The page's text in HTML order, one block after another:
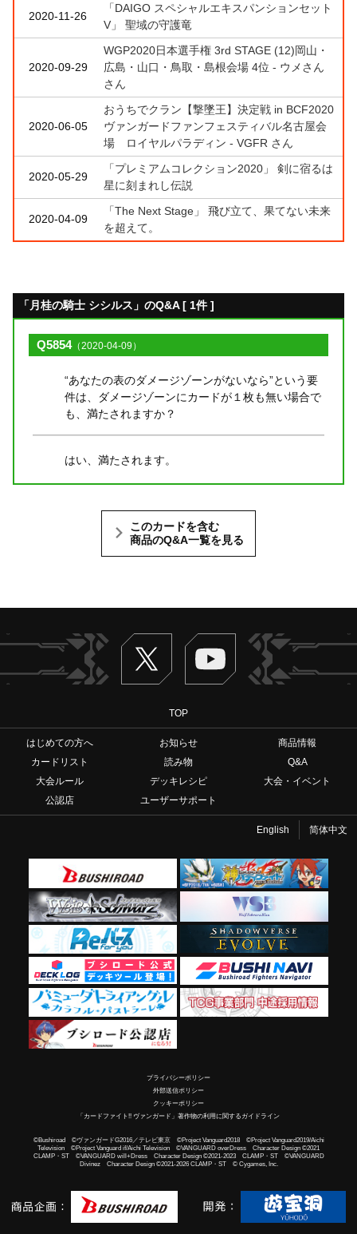
2020-11-26
「DAIGO スペシャルエキスパンションセット
V」 聖域の守護竜
2020-09-29
WGP2020日本選手権 3rd STAGE (12)岡山・
広島・山口・鳥取・島根会場 4位 - ウメさん
さん
2020-06-05
おうちでクラン【撃墜王】決定戦 in BCF2020
ヴァンガードファンフェスティバル名古屋会
場 ロイヤルパラディン - VGFR さん
2020-05-29
「プレミアムコレクション2020」 剣に宿るは
星に刻まれし伝説
2020-04-09
「The Next Stage」 飛び立て、果てない未来
を超えて。
「月桂の騎士 シシルス」のQ&A [ 1件 ]
Q5854（2020-04-09）
“あなたの表のダメージゾーンがないなら”という要
件は、ダメージゾーンにカードが１枚も無い場合で
も、満たされますか？
はい、満たされます。
このカードを含む
商品のQ&A一覧を見る
Twitter ヴァンガードch
TOP
はじめての方へ お知らせ
商品情報
カードリスト
読み物
Q&A
大会ルール
デッキレシピ
大会・イベント
公認店
ユーザーサポート
English 简体中文
プライバシーポリシー
外部送信ポリシー
クッキーポリシー
「カードファイト!! ヴァンガード」著作物の利用に関するガイドライン
©Bushiroad ©ヴァンガードG2016／テレビ東京 ©Project Vanguard2018 ©Project Vanguard2019/Aichi
Television ©Project Vanguard if/Aichi Television ©VANGUARD overDress Character Design ©2021
CLAMP・ST ©VANGUARD will+Dress Character Design ©2021-2023 CLAMP・ST ©VANGUARD
Divinez Character Design ©2021-2026 CLAMP・ST © Cygames, Inc.